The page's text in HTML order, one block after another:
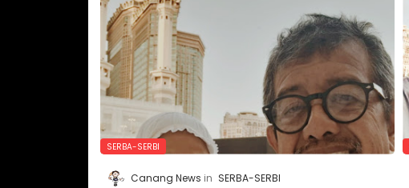
SERBA-SERBI
Canang News SERBA-SERBI